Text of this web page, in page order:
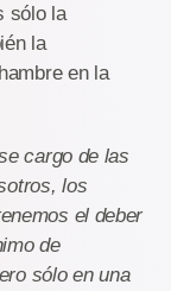
sólo la
la
en la
cargo de las
los
el deber
de
sólo en una